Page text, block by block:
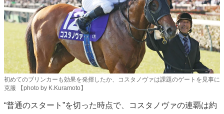
初めてのブリンカーも効果を発揮したか、コスタノヴァは課題のゲートを見事に
克服 【photo by K.Kuramoto】
“普通のスタート”を切った時点で、コスタノヴァの連覇は約